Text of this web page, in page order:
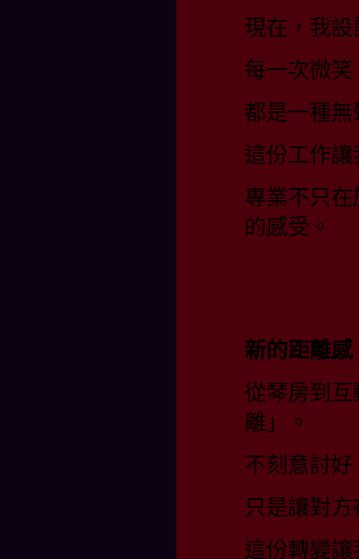
現在，我
每一次微
都是一種
這份工作
專業不只
的感受。
新的距離感
從琴房到
離」。
不刻意討
只是讓對
這份轉變